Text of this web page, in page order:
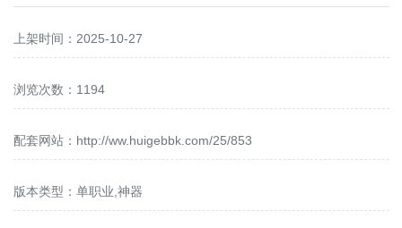
上架时间：2025-10-27
浏览次数：1194
配套网站： http://ww.huigebbk.com/25/853
版本类型：单职业,神器